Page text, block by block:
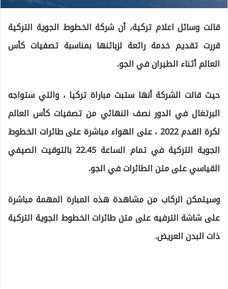
قالت وسائل اعلام تركية، أن شركة الخطوط الجوية التركية
قررت تقديم خدمة رائعة لزبائنها بمناسبة تصفيات كأس
العالم أثناء الطيران في الجو.
حيث قالت الشركة أنها ستبث مباراة تركيا ، والتي ستواجه
البرتغال في الدور نصف النهائي من تصفيات كأس العالم
لكرة القدم 2022 ، على الهواء مباشرة على طائرات الخطوط
الجوية التركية في تمام الساعة 22.45 بالتوقيت الصيفي
القياسي على متن الطائرات في الجو.
وسيتمكن الركاب من مشاهدة هذه المبارة المهمة مباشرة
على شاشة الترفيه على متن طائرات الخطوط الجوية التركية
ذات البدن العريض.